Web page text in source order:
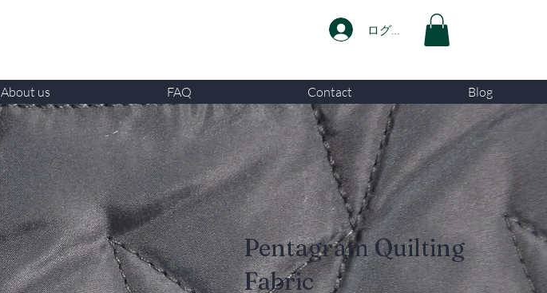
ログイン
About us FAQ Contact Blog
Pentagram Quilting
Fabric